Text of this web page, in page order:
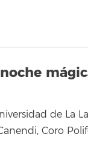
de La
Coro